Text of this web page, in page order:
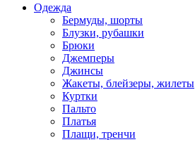
Одежда
Бермуды, шорты
Блузки, рубашки
Брюки
Джемперы
Джинсы
Жакеты, блейзеры, жилеты
Куртки
Пальто
Платья
Плащи, тренчи